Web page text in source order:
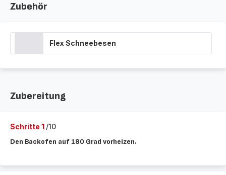
Zubehör
Flex Schneebesen
Zubereitung
Schritte 1 /10
Den Backofen auf 180 Grad vorheizen.